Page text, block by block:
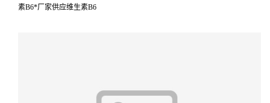
素B6*厂家供应维生素B6